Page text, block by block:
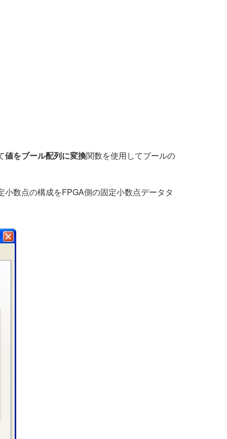
値をブール配列に変換関数を使用してブールの
数点の構成をFPGA側の固定小数点データタ